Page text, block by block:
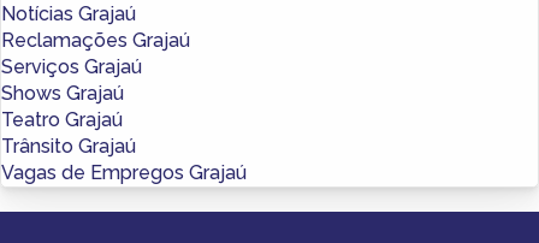
Notícias Grajaú
Reclamações Grajaú
Serviços Grajaú
Shows Grajaú
Teatro Grajaú
Trânsito Grajaú
Vagas de Empregos Grajaú